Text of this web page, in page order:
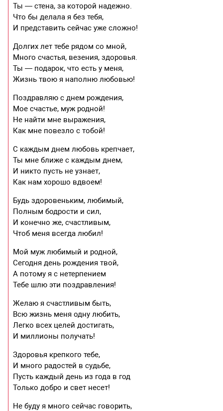
Ты — стена, за которой надежно.
Что бы делала я без тебя,
И представить сейчас уже сложно!
Долгих лет тебе рядом со мной,
Много счастья, везения, здоровья.
Ты — подарок, что есть у меня,
Жизнь твою я наполню любовью!
Поздравляю с днем рождения,
Мое счастье, муж родной!
Не найти мне выражения,
Как мне повезло с тобой!
С каждым днем любовь крепчает,
Ты мне ближе с каждым днем,
И никто пусть не узнает,
Как нам хорошо вдвоем!
Будь здоровеньким, любимый,
Полным бодрости и сил,
И конечно же, счастливым,
Чтоб меня всегда любил!
Мой муж любимый и родной,
Сегодня день рождения твой,
А потому я с нетерпением
Тебе шлю эти поздравления!
Желаю я счастливым быть,
Всю жизнь меня одну любить,
Легко всех целей достигать,
И миллионы получать!
Здоровья крепкого тебе,
И много радостей в судьбе,
Пусть каждый день из года в год
Только добро и свет несет!
Не буду я много сейчас говорить,